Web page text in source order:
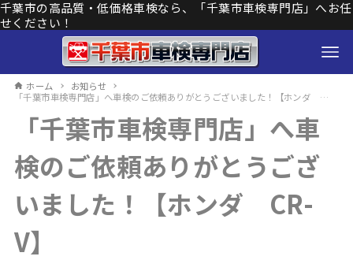
千葉市の高品質・低価格車検なら、「千葉市車検専門店」へお任
せください！
ホーム
お知らせ
「千葉市車検専門店」へ車検のご依頼ありがとうございました！【ホンダ CR-V】
「千葉市車検専門店」へ車
検のご依頼ありがとうござ
いました！【ホンダ CR-
V】